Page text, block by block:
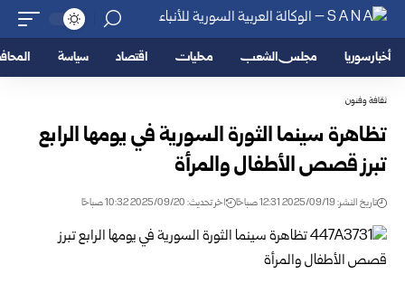
أخبار سوريا مجلس الشعب محليات اقتصاد سياسة
ثقافة وفنون
تظاهرة سينما الثورة السورية في يومها الرابع
تبرز قصص الأطفال والمرأة
تاريخ النشر: 2025/09/19 12:31 صباحًا اخر تحديث: 2025/09/20 10:32 صباحًا